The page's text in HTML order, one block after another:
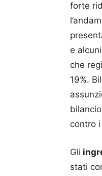
forte
e
che
19%.
contro
Gli
stati